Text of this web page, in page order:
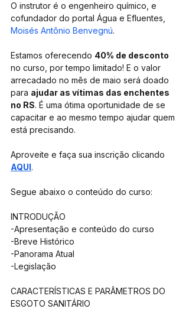
O instrutor é o engenheiro químico, e
cofundador do portal Água e Efluentes,
Moisés Antônio Benvegnú.
Estamos oferecendo 40% de desconto
no curso, por tempo limitado! E o valor
arrecadado no mês de maio será doado
para ajudar as vítimas das enchentes
no RS. É uma ótima oportunidade de se
capacitar e ao mesmo tempo ajudar quem
está precisando.
Aproveite e faça sua inscrição clicando
AQUI.
Segue abaixo o conteúdo do curso:
INTRODUÇÃO
-Apresentação e conteúdo do curso
-Breve Histórico
-Panorama Atual
-Legislação
CARACTERÍSTICAS E PARÂMETROS DO
ESGOTO SANITÁRIO